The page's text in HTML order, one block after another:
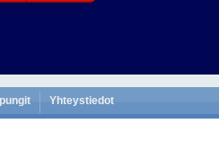
Yhteystiedot